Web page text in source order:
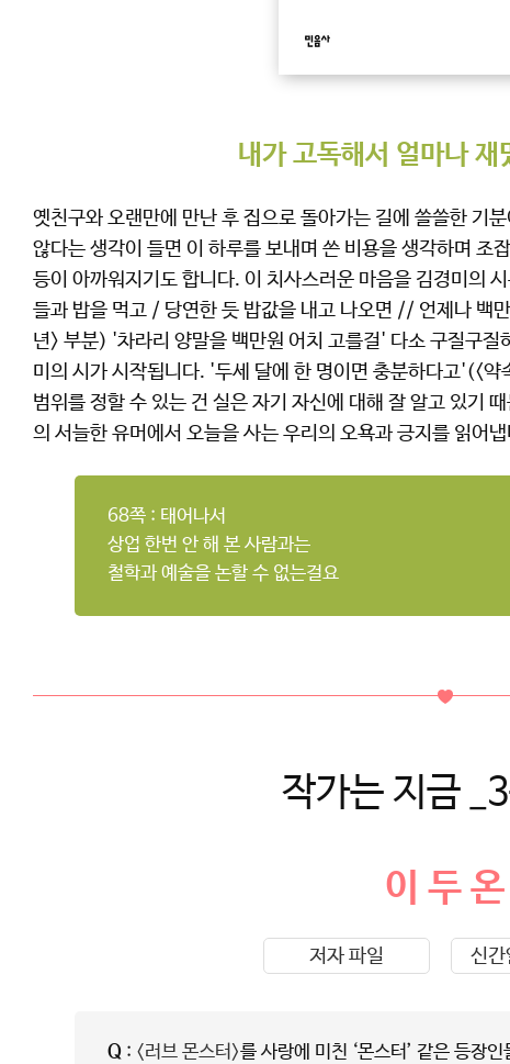
내가 고독해서 얼마나 재
옛친구와 오랜만에 만난 후 집으로 돌아가는 길에 쓸쓸한 기
않다는 생각이 들면 이 하루를 보내며 쓴 비용을 생각하며 조
등이 아까워지기도 합니다. 이 치사스러운 마음을 김경미의
들과 밥을 먹고 / 당연한 듯 밥값을 내고 나오면 // 언제나 백
년> 부분) '차라리 양말을 백만원 어치 고를걸' 다소 구질구질
미의 시가 시작됩니다. '두세 달에 한 명이면 충분하다고'(<
범위를 정할 수 있는 건 실은 자기 자신에 대해 잘 알고 있기
의 서늘한 유머에서 오늘을 사는 우리의 오욕과 긍지를 읽어
68쪽 : 태어나서
상업 한번 안 해 본 사람과는
철학과 예술을 논할 수 없는걸요
작가는 지금
이 두 온
저자 파일 신간
Q: <러브 몬스터>를 사랑에 미친 ‘몬스터’ 같은 등장